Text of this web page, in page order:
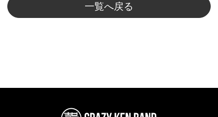
一覧へ戻る